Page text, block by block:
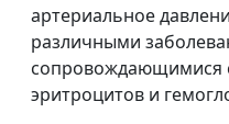
артериальное
различными
сопровождающимися
эритроцитов и